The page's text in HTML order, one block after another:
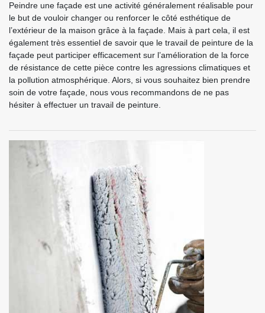
Peindre une façade est une activité généralement réalisable pour
le but de vouloir changer ou renforcer le côté esthétique de
l’extérieur de la maison grâce à la façade. Mais à part cela, il est
également très essentiel de savoir que le travail de peinture de la
façade peut participer efficacement sur l’amélioration de la force
de résistance de cette pièce contre les agressions climatiques et
la pollution atmosphérique. Alors, si vous souhaitez bien prendre
soin de votre façade, nous vous recommandons de ne pas
hésiter à effectuer un travail de peinture.